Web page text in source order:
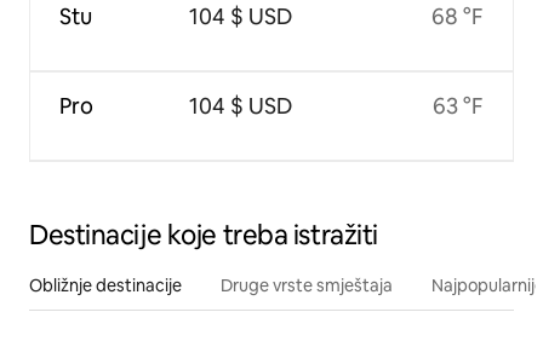
Stu
Pro
104 $ USD
104 $ USD
68 °F
63 °F
Destinacije koje treba istražiti
Obližnje destinacije Druge vrste smještaja